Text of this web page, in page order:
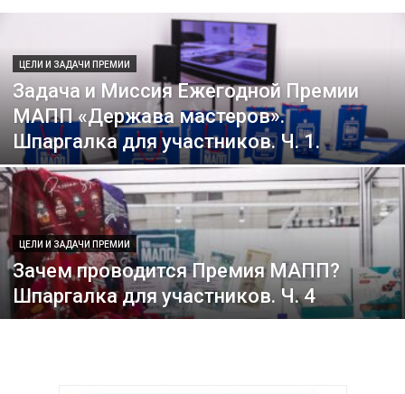
ЦЕЛИ И ЗАДАЧИ ПРЕМИИ
Задача и Миссия Ежегодной Премии
МАПП «Держава мастеров».
Шпаргалка для участников. Ч. 1.
ЦЕЛИ И ЗАДАЧИ ПРЕМИИ
Зачем проводится Премия МАПП?
Шпаргалка для участников. Ч. 4